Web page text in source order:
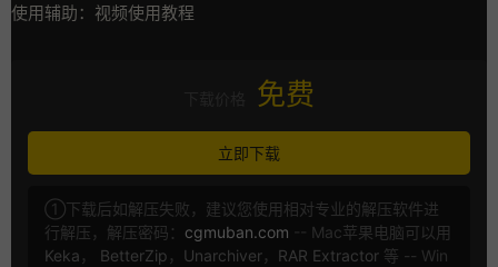
使用辅助：视频使用教程
免费
立即下载
①下载后如解压失败，建议您使用相对专业的解压软件进
行解压，解压密码： cgmuban.com -- Mac苹果电脑可以用
Keka ， BetterZip ， Unarchiver， RAR Extractor 等 -- Win